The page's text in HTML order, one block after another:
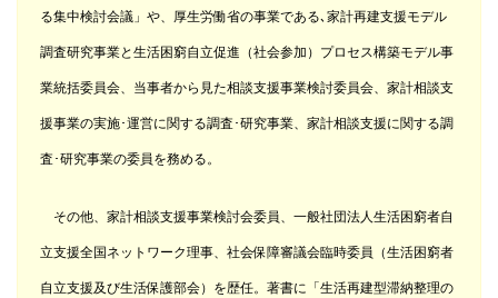
る集中検討会議」や、厚生労働省の事業である､家計再建支援モデル
調査研究事業と生活困窮自立促進（社会参加）プロセス構築モデル事
業統括委員会、当事者から見た相談支援事業検討委員会、家計相談支
援事業の実施･運営に関する調査･研究事業、家計相談支援に関する調
査･研究事業の委員を務める。
その他、家計相談支援事業検討会委員、一般社団法人生活困窮者自
立支援全国ネットワーク理事、社会保障審議会臨時委員（生活困窮者
自立支援及び生活保護部会）を歴任。著書に「生活再建型滞納整理の